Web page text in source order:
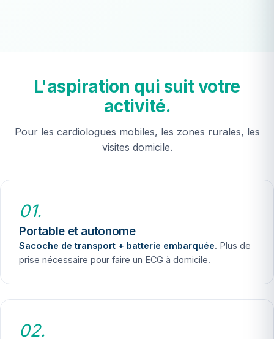
L'aspiration qui suit votre
activité.
Pour les cardiologues mobiles, les zones rurales, les
visites domicile.
01.
Portable et autonome
Sacoche de transport + batterie embarquée. Plus de
prise nécessaire pour faire un ECG à domicile.
02.